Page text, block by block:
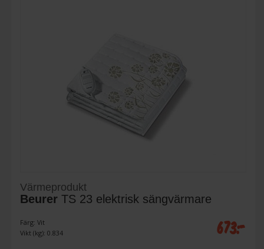
Värmeprodukt
Beurer TS 23 elektrisk sängvärmare
Färg: Vit
Vikt (kg): 0.834
673:-